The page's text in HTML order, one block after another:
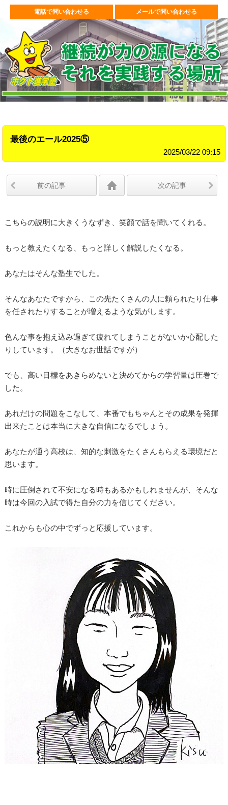
電話で問い合わせる メールで問い合わせる
最後のエール2025⑤
2025/03/22 09:15
前の記事 次の記事
こちらの説明に大きくうなずき、笑顔で話を聞いてくれる。
もっと教えたくなる、もっと詳しく解説したくなる。
あなたはそんな塾生でした。
そんなあなたですから、この先たくさんの人に頼られたり仕事
を任されたりすることが増えるような気がします。
色んな事を抱え込み過ぎて疲れてしまうことがないか心配した
りしています。（大きなお世話ですが）
でも、高い目標をあきらめないと決めてからの学習量は圧巻で
した。
あれだけの問題をこなして、本番でもちゃんとその成果を発揮
出来たことは本当に大きな自信になるでしょう。
あなたが通う高校は、知的な刺激をたくさんもらえる環境だと
思います。
時に圧倒されて不安になる時もあるかもしれませんが、そんな
時は今回の入試で得た自分の力を信じてください。
これからも心の中でずっと応援しています。